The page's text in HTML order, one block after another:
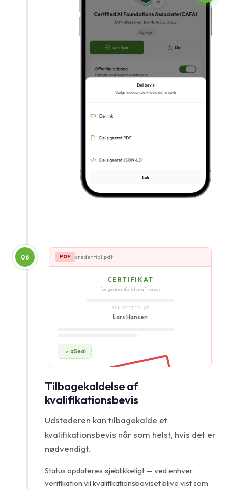
PDF credential.pdf
CERTIFIKAT
for gennemførelse af kursus
BEKRÆFTER, AT
Lars Hansen
qSeal
REVOKED
06
Tilbagekaldelse af
kvalifikationsbevis
Udstederen kan tilbagekalde et
kvalifikationsbevis når som helst, hvis det er
nødvendigt.
Status opdateres øjeblikkeligt — ved enhver
verifikation vil kvalifikationsbeviset blive vist som